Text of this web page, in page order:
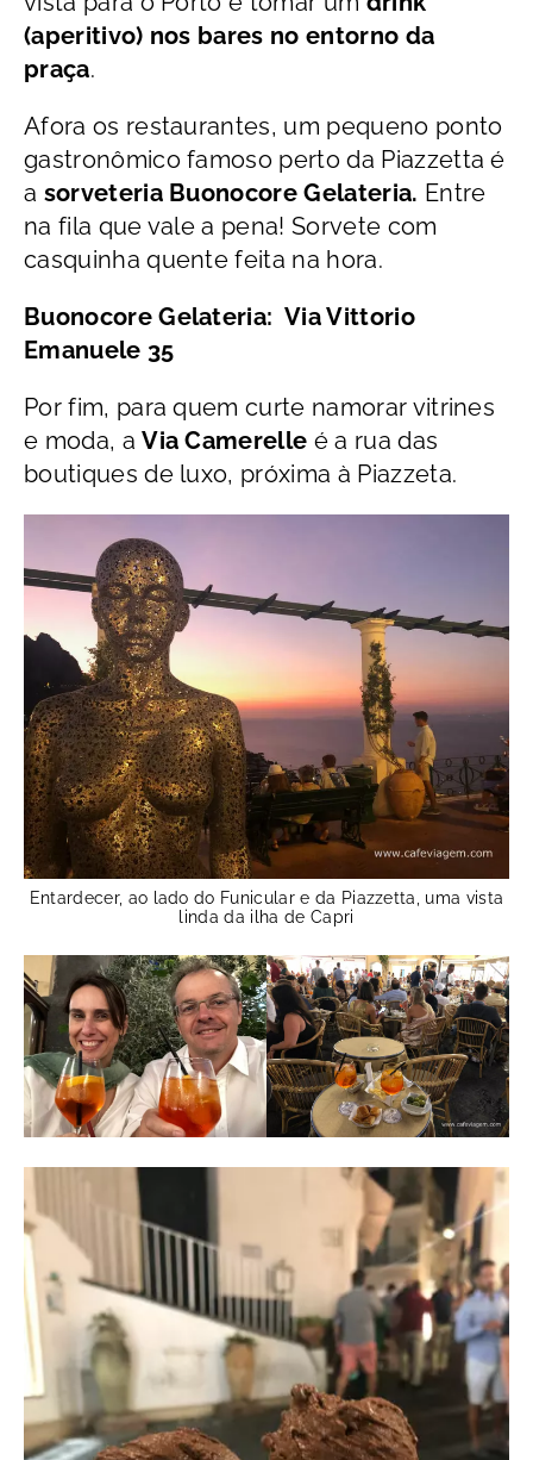
(aperitivo) nos bares no entorno da
praça.
Afora os restaurantes, um pequeno ponto
gastronômico famoso perto da Piazzetta é
a sorveteria Buonocore Gelateria. Entre
na fila que vale a pena! Sorvete com
casquinha quente feita na hora.
Buonocore Gelateria: Via Vittorio
Emanuele 35
Por fim, para quem curte namorar vitrines
e moda, aVia Camerelle é a rua das
boutiques de luxo, próxima à Piazzeta.
Entardecer, ao lado do Funicular e da Piazzetta, uma vista
linda da ilha de Capri